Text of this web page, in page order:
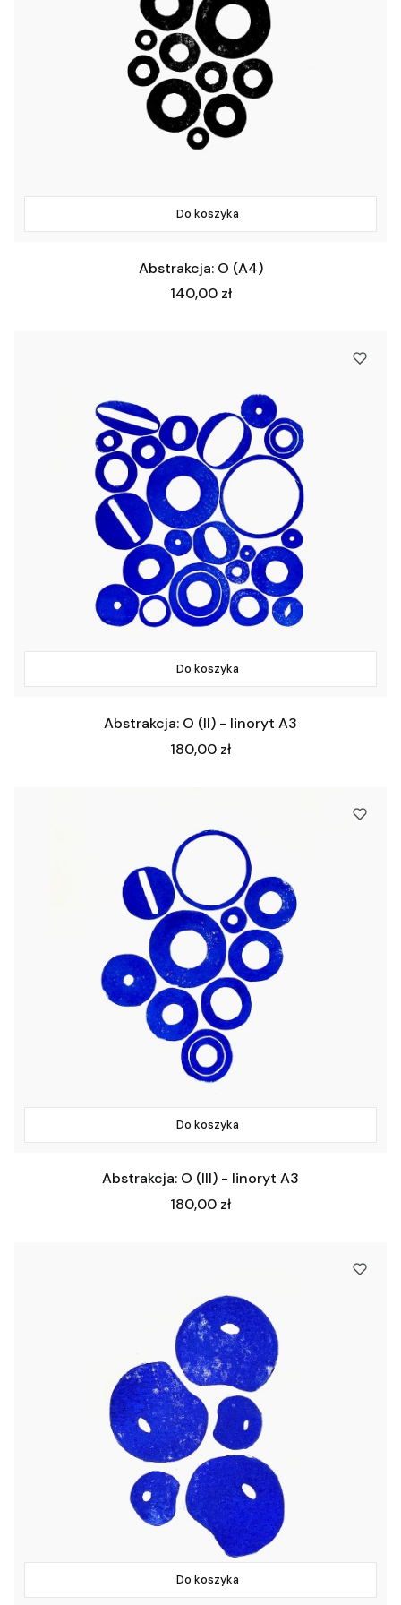
Do koszyka
Abstrakcja: O (A4)
Cena
140,00 zł
Do koszyka
Abstrakcja: O (II) - linoryt A3
Cena
180,00 zł
Do koszyka
Abstrakcja: O (III) - linoryt A3
Cena
180,00 zł
Do koszyka